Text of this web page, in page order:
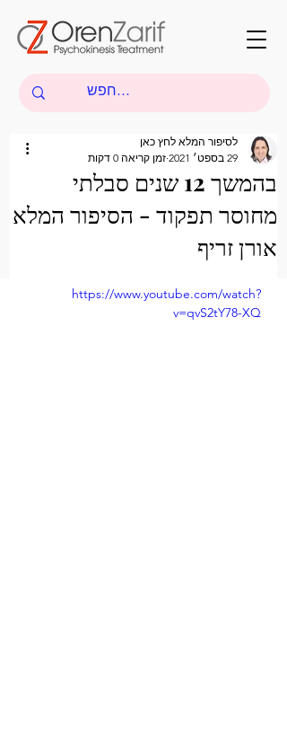
בהמשך 12 שנים סבלתי
מחוסר תפקוד - הסיפור המלא
אורן זריף
לסיפור המלא לחץ כאן
29 בספט׳ 2021
זמן קריאה 0 דקות
https://www.youtube.com/watch?
v=qvS2tY78-XQ